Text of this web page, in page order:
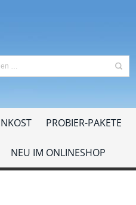
PROBIER-PAKETE
NEU IM ONLINESHOP